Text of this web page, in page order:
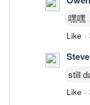
? 本质
这是
结论
关键点
一根大
MACD
OBV
嘿嘿
Like ·
still
Like ·